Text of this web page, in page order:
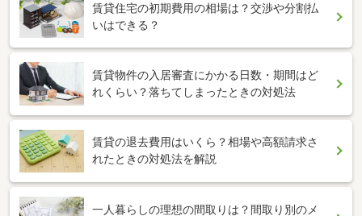
賃貸住宅の初期費用の相場は？交渉や分割払
いはできる？
賃貸物件の入居審査にかかる日数・期間はど
れくらい？落ちてしまったときの対処法
賃貸の退去費用はいくら？相場や高額請求さ
れたときの対処法を解説
一人暮らしの理想の間取りは？間取り別のメ